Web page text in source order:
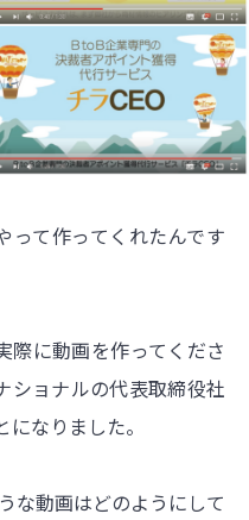
って作ってくれたんです
際に動画を作ってくださ
ショナルの代表取締役社
なりました。
な動画はどのようにして